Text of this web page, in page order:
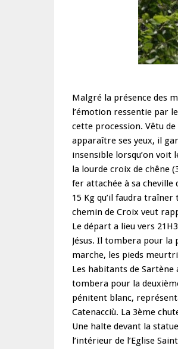
Malgré la présence des
l’émotion ressentie par
cette procession. Vêtu
apparaître ses yeux, il
insensible lorsqu’on voit
la lourde croix de chêne
fer attachée à sa cheville
15 Kg qu’il faudra
chemin de Croix veut
Le départ a lieu vers
Jésus. Il tombera pour la
marche, les pieds
Les habitants de
tombera pour la
pénitent blanc,
Catenacciù. La 3ème
Une halte devant la
l’intérieur de l’Eglise